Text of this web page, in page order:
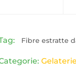
Fibre estratte
Gelaterie